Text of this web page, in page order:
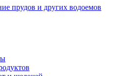
прудов и других водоемов